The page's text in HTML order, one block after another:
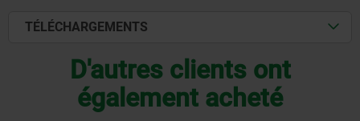
TÉLÉCHARGEMENTS
D'autres clients ont
également acheté